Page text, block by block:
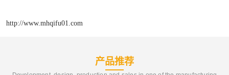
http://www.mhqifu01.com
产品推荐